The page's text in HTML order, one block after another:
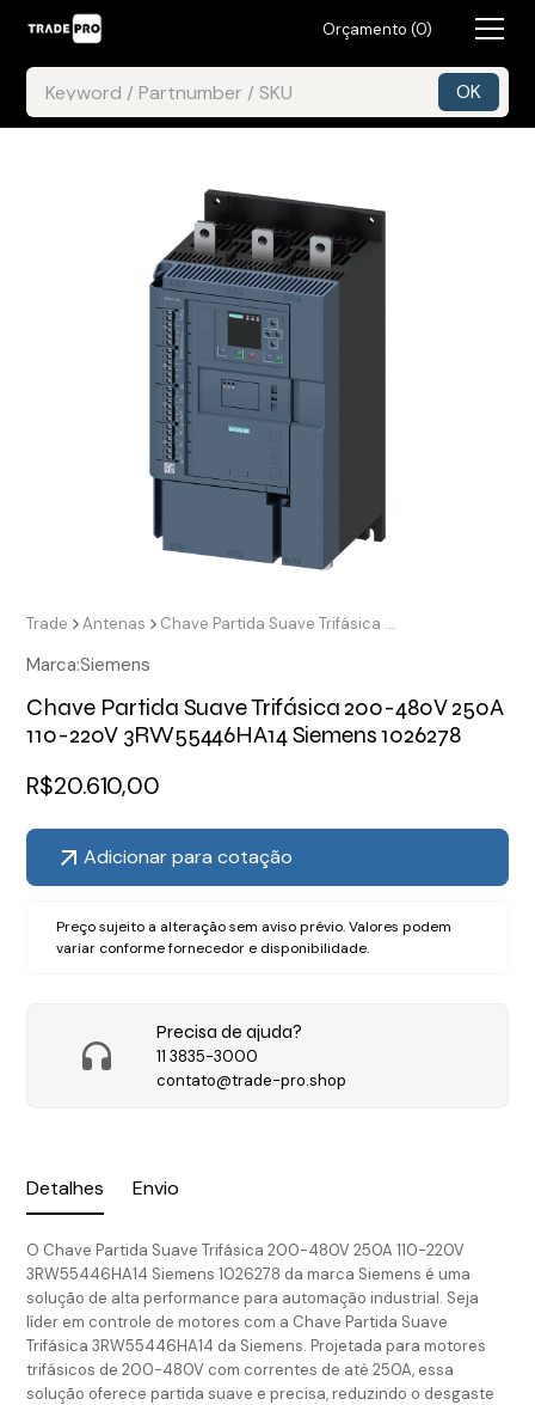
Orçamento (0)
Detalhes Envio
O Chave Partida Suave Trifásica 200-480V 250A 110-220V
3RW55446HA14 Siemens 1026278 da marca Siemens é uma
solução de alta performance para automação industrial. Seja
líder em controle de motores com a Chave Partida Suave
Trifásica 3RW55446HA14 da Siemens. Projetada para motores
trifásicos de 200-480V com correntes de até 250A, essa
solução oferece partida suave e precisa, reduzindo o desgaste
Trade Antenas Chave Partida Suave Trifásica 200-480V 250A 110-220V 3RW55446HA14 Siemens 1026278
Marca:Siemens
Chave Partida Suave Trifásica 200-480V 250A
110-220V 3RW55446HA14 Siemens 1026278
R$20.610,00
Adicionar para cotação
Preço sujeito a alteração sem aviso prévio. Valores podem
variar conforme fornecedor e disponibilidade.
Precisa de ajuda?
11 3835-3000
contato@trade-pro.shop